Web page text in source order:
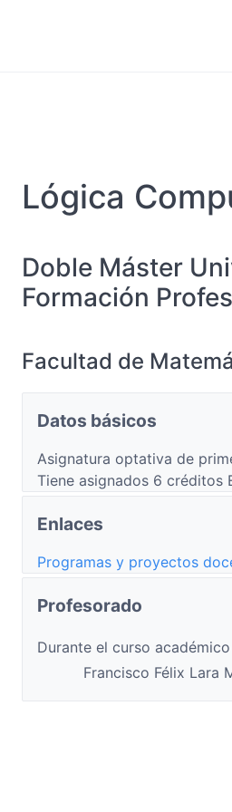
Lógica
Doble Máster
Formación
Facultad de
Datos básicos
Asignatura optativa de
Tiene asignados 6 créditos
Enlaces
Programas y proyectos
Profesorado
Durante el curso
Francisco Félix Lara